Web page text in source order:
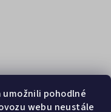
umožnili pohodlné
webu neustále